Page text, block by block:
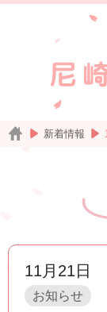
新着情報
11月21日
お知らせ